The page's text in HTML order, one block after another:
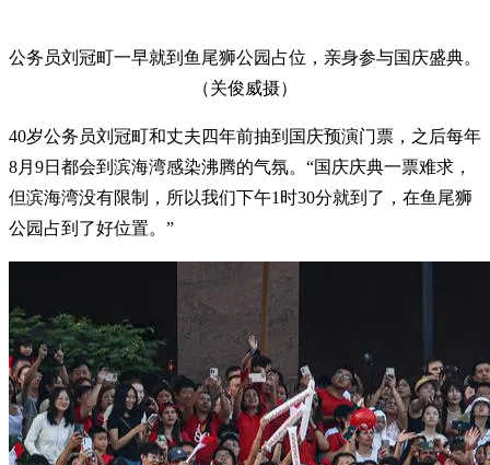
公务员刘冠町一早就到鱼尾狮公园占位，亲身参与国庆盛典。
（关俊威摄）
40岁公务员刘冠町和丈夫四年前抽到国庆预演门票，之后每年
8月9日都会到滨海湾感染沸腾的气氛。“国庆庆典一票难求，
但滨海湾没有限制，所以我们下午1时30分就到了，在鱼尾狮
公园占到了好位置。”